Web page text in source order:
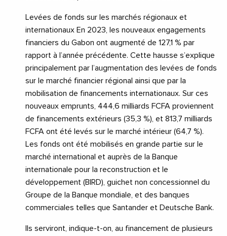
Levées de fonds sur les marchés régionaux et
internationaux En 2023, les nouveaux engagements
financiers du Gabon ont augmenté de 127,1 % par
rapport à l’année précédente. Cette hausse s’explique
principalement par l’augmentation des levées de fonds
sur le marché financier régional ainsi que par la
mobilisation de financements internationaux. Sur ces
nouveaux emprunts, 444,6 milliards FCFA proviennent
de financements extérieurs (35,3 %), et 813,7 milliards
FCFA ont été levés sur le marché intérieur (64,7 %).
Les fonds ont été mobilisés en grande partie sur le
marché international et auprès de la Banque
internationale pour la reconstruction et le
développement (BIRD), guichet non concessionnel du
Groupe de la Banque mondiale, et des banques
commerciales telles que Santander et Deutsche Bank.
Ils serviront, indique-t-on, au financement de plusieurs